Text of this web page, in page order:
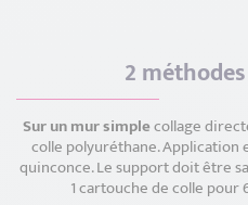
2
Sur un mur simplecollage
colle polyuréthane. Application
quinconce. Le support doit être
1 cartouche de colle